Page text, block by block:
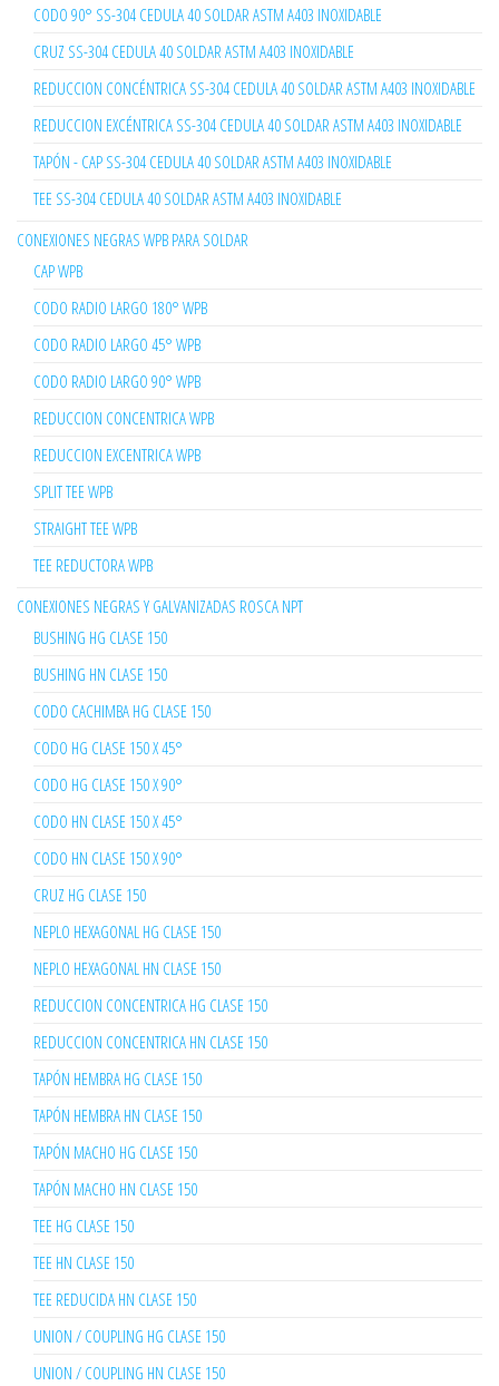
CODO 90° SS-304 CEDULA 40 SOLDAR ASTM A403 INOXIDABLE
CRUZ SS-304 CEDULA 40 SOLDAR ASTM A403 INOXIDABLE
REDUCCION CONCÉNTRICA SS-304 CEDULA 40 SOLDAR ASTM A403 INOXIDABLE
REDUCCION EXCÉNTRICA SS-304 CEDULA 40 SOLDAR ASTM A403 INOXIDABLE
TAPÓN - CAP SS-304 CEDULA 40 SOLDAR ASTM A403 INOXIDABLE
TEE SS-304 CEDULA 40 SOLDAR ASTM A403 INOXIDABLE
CONEXIONES NEGRAS WPB PARA SOLDAR
CAP WPB
CODO RADIO LARGO 180° WPB
CODO RADIO LARGO 45° WPB
CODO RADIO LARGO 90° WPB
REDUCCION CONCENTRICA WPB
REDUCCION EXCENTRICA WPB
SPLIT TEE WPB
STRAIGHT TEE WPB
TEE REDUCTORA WPB
CONEXIONES NEGRAS Y GALVANIZADAS ROSCA NPT
BUSHING HG CLASE 150
BUSHING HN CLASE 150
CODO CACHIMBA HG CLASE 150
CODO HG CLASE 150 X 45°
CODO HG CLASE 150 X 90°
CODO HN CLASE 150 X 45°
CODO HN CLASE 150 X 90°
CRUZ HG CLASE 150
NEPLO HEXAGONAL HG CLASE 150
NEPLO HEXAGONAL HN CLASE 150
REDUCCION CONCENTRICA HG CLASE 150
REDUCCION CONCENTRICA HN CLASE 150
TAPÓN HEMBRA HG CLASE 150
TAPÓN HEMBRA HN CLASE 150
TAPÓN MACHO HG CLASE 150
TAPÓN MACHO HN CLASE 150
TEE HG CLASE 150
TEE HN CLASE 150
TEE REDUCIDA HN CLASE 150
UNION / COUPLING HG CLASE 150
UNION / COUPLING HN CLASE 150